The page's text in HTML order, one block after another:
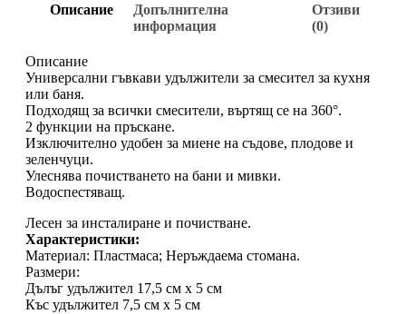
Описание
Допълнителна
информация
Отзиви
(0)
Описание
Универсални гъвкави удължители за смесител за кухня
или баня.
Подходящ за всички смесители, въртящ се на 360°.
2 функции на пръскане.
Изключително удобен за миене на съдове, плодове и
зеленчуци.
Улеснява почистването на бани и мивки.
Водоспестяващ.
Лесен за инсталиране и почистване.
Характеристики:
Материал: Пластмаса; Неръждаема стомана.
Размери:
Дълъг удължител 17,5 см х 5 см
Къс удължител 7,5 см х 5 см